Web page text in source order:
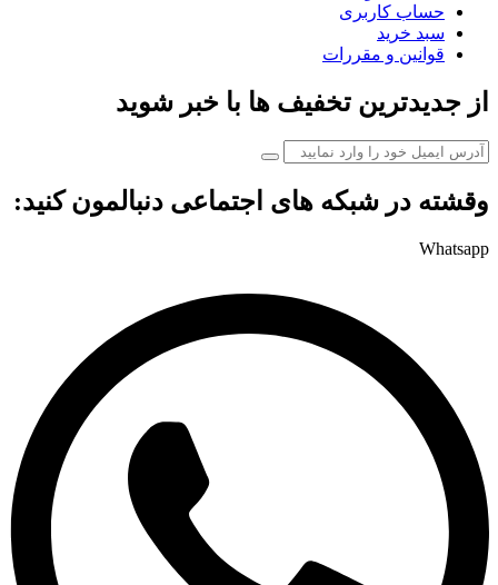
حساب کاربری
سبد خرید
قوانین و مقررات
از جدیدترین تخفیف ها با خبر شوید
وقشته در شبکه های اجتماعی دنبالمون کنید:
Whatsapp